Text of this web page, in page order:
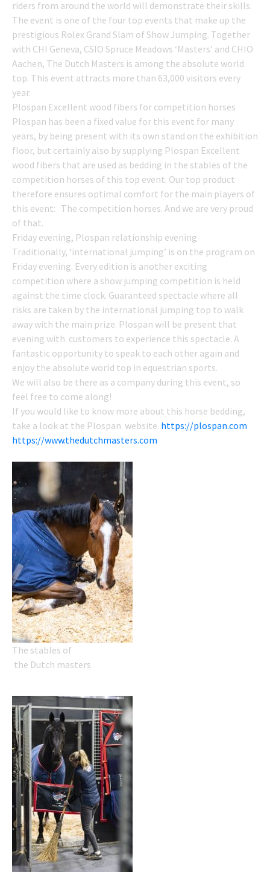
riders from around the world will demonstrate their skills.
The event is one of the four top events that make up the
prestigious Rolex Grand Slam of Show Jumping. Together
with CHI Geneva, CSIO Spruce Meadows ‘Masters’ and CHIO
Aachen, The Dutch Masters is among the absolute world
top. This event attracts more than 63,000 visitors every
year.
Plospan Excellent wood fibers for competition horses
Plospan has been a fixed value for this event for many
years, by being present with its own stand on the exhibition
floor, but certainly also by supplying Plospan Excellent
wood fibers that are used as bedding in the stables of the
competition horses of this top event. Our top product
therefore ensures optimal comfort for the main players of
this event: The competition horses. And we are very proud
of that.
Friday evening, Plospan relationship evening
Traditionally, ‘international jumping’ is on the program on
Friday evening. Every edition is another exciting
competition where a show jumping competition is held
against the time clock. Guaranteed spectacle where all
risks are taken by the international jumping top to walk
away with the main prize. Plospan will be present that
evening with customers to experience this spectacle. A
fantastic opportunity to speak to each other again and
enjoy the absolute world top in equestrian sports.
We will also be there as a company during this event, so
feel free to come along!
If you would like to know more about this horse bedding,
take a look at the Plospan website. https://plospan.com
https://www.thedutchmasters.com
The stables of
the Dutch masters